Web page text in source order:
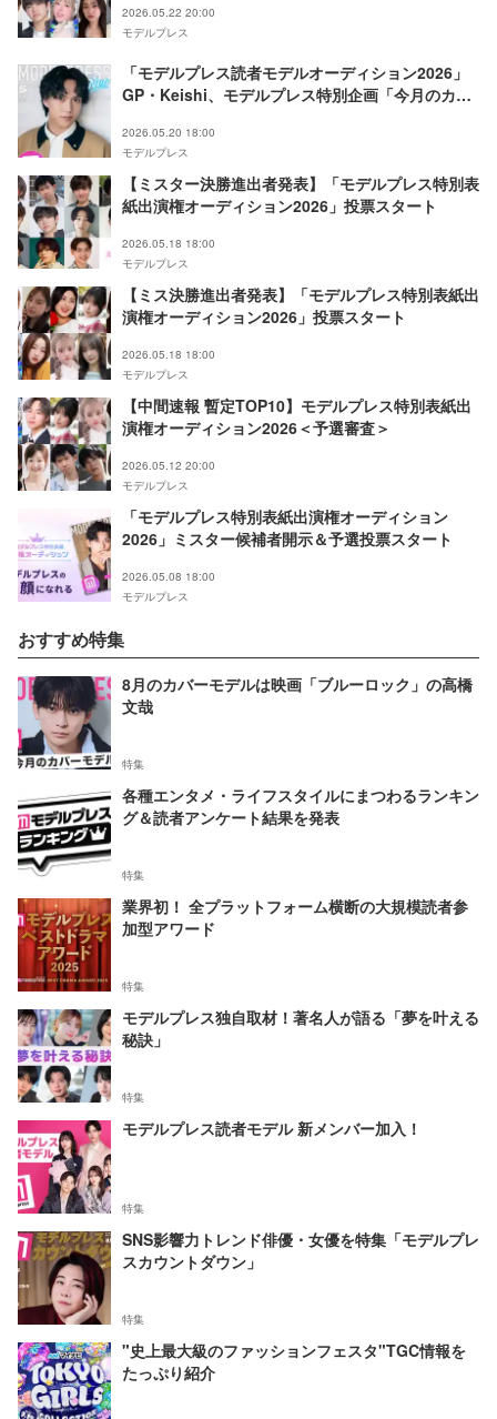
2026.05.22 20:00
モデルプレス
「モデルプレス読者モデルオーディション2026」
GP・Keishi、モデルプレス特別企画「今月のカバ
2026.05.20 18:00
モデルプレス
【ミスター決勝進出者発表】「モデルプレス特別表
紙出演権オーディション2026」投票スタート
2026.05.18 18:00
モデルプレス
【ミス決勝進出者発表】「モデルプレス特別表紙出
演権オーディション2026」投票スタート
2026.05.18 18:00
モデルプレス
【中間速報 暫定TOP10】モデルプレス特別表紙出
演権オーディション2026＜予選審査＞
2026.05.12 20:00
モデルプレス
「モデルプレス特別表紙出演権オーディション
2026」ミスター候補者開示＆予選投票スタート
2026.05.08 18:00
モデルプレス
おすすめ特集
8月のカバーモデルは映画「ブルーロック」の高橋
文哉
特集
各種エンタメ・ライフスタイルにまつわるランキン
グ＆読者アンケート結果を発表
特集
業界初！ 全プラットフォーム横断の大規模読者参
加型アワード
特集
モデルプレス独自取材！著名人が語る「夢を叶える
秘訣」
特集
モデルプレス読者モデル 新メンバー加入！
特集
SNS影響力トレンド俳優・女優を特集「モデルプレ
スカウントダウン」
特集
"史上最大級のファッションフェスタ"TGC情報を
たっぷり紹介